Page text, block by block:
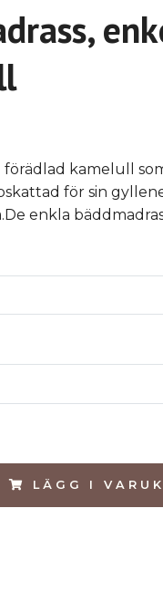
förädlad kamelull
för sin
enkla
LÄGG I